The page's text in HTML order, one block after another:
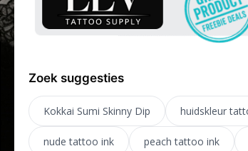
Zoek suggesties
Kokkai Sumi Skinny Dip huidskleur
nude tattoo ink peach tattoo ink